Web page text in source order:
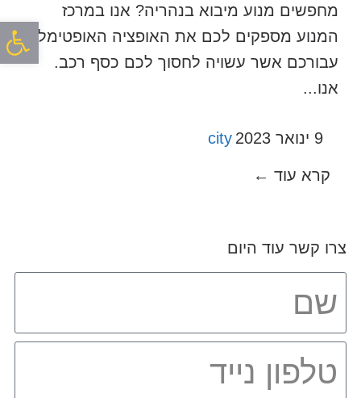
מחפשים מנוע מיבוא בנהריה? אנו במרכז
המנוע מספקים לכם את האופציה האופטימלית
עבורכם אשר עשויה לחסוך לכם כסף רכב.
אנו...
9 ינואר 2023 city
קרא עוד ←
צרו קשר עוד היום
פתח